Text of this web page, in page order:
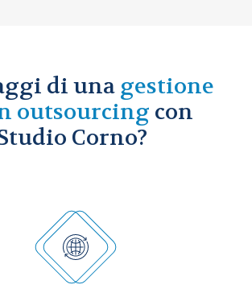
di una gestione
outsourcing con
Corno?